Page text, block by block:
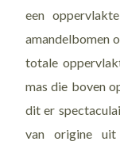
een
amandelbomen
totale
mas die boven
dit er
van origine